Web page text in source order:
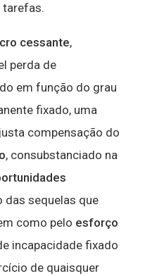
tarefas.
cessante,
perda de
em função do grau
fixado, uma
compensação do
, consubstanciado na
das sequelas que
como pelo esforço
incapacidade fixado
de quaisquer